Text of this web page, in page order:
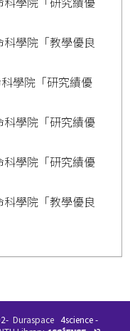
學院「教學優良
學院「研究績優
學院「研究績優
學院「研究績優
學院「教學優良
Duraspace 4science -